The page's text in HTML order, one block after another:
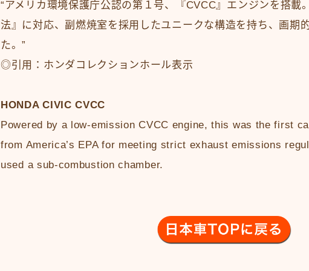
“アメリカ環境保護庁公認の第１号、『CVCC』エンジンを搭載
法』に対応、副燃焼室を採用したユニークな構造を持ち、画期
た。”
◎引用：ホンダコレクションホール表示
HONDA CIVIC CVCC
Powered by a low-emission CVCC engine, this was the first
from America’s EPA for meeting strict exhaust emissions
used a sub-combustion chamber.